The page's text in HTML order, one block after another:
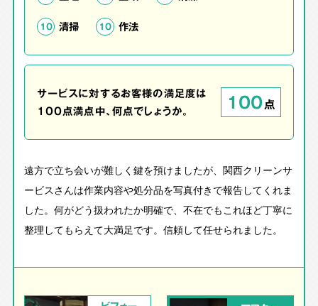
10 清掃 10 作法
サービスに対するお客様の満足度は
100点満点中、何点でしょうか。
100点
遠方で立ち会いが難しく鍵を預けましたが、関西クリーンサ
ービスさんは作業内容や処分品を写真付きで報告してくれま
した。何がどう扱われたか明確で、不在でもこれほど丁寧に
整理してもらえて大満足です。信頼して任せられました。